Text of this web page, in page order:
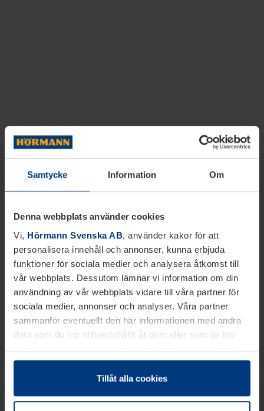
Samtycke Information Om
Denna webbplats använder cookies
Vi, Hörmann Svenska AB, använder kakor för att
personalisera innehåll och annonser, kunna erbjuda
funktioner för sociala medier och analysera åtkomst till
vår webbplats. Dessutom lämnar vi information om din
användning av vår webbplats vidare till våra partner för
sociala medier, annonser och analyser. Våra partner
sammanför eventuellt den här informationen med andra
data som du har tillhandahållit åt dem eller som de har
samlat in inom ramen för din användning av tjänsterna.
Juridiskt kan vi lagra kakor på din enhet, om de är
absolut nödvändiga för driften av den här webbplatsen.
godkännande kan du när som helst ändra eller återkalla i
Tillåt alla cookies